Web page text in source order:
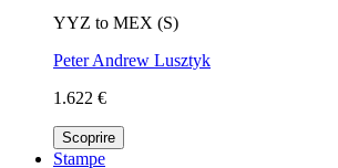
YYZ to MEX (S)
Peter Andrew Lusztyk
1.622 €
Scoprire
Stampe